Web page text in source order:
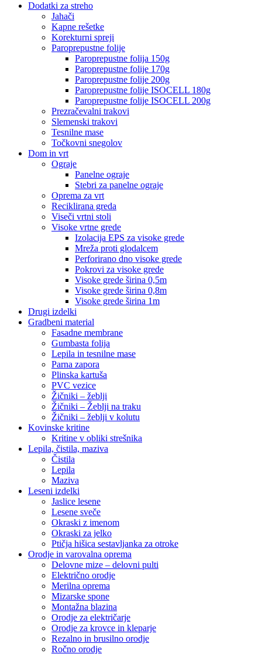
Dodatki za streho
Jahači
Kapne rešetke
Korekturni spreji
Paroprepustne folije
Paroprepustne folija 150g
Paroprepustne folije 170g
Paroprepustne folije 200g
Paroprepustne folije ISOCELL 180g
Paroprepustne folije ISOCELL 200g
Prezračevalni trakovi
Slemenski trakovi
Tesnilne mase
Točkovni snegolov
Dom in vrt
Ograje
Panelne ograje
Stebri za panelne ograje
Oprema za vrt
Reciklirana greda
Viseči vrtni stoli
Visoke vrtne grede
Izolacija EPS za visoke grede
Mreža proti glodalcem
Perforirano dno visoke grede
Pokrovi za visoke grede
Visoke grede širina 0,5m
Visoke grede širina 0,8m
Visoke grede širina 1m
Drugi izdelki
Gradbeni material
Fasadne membrane
Gumbasta folija
Lepila in tesnilne mase
Parna zapora
Plinska kartuša
PVC vezice
Žičniki – žeblji
Žičniki – Žeblji na traku
Žičniki – žeblji v kolutu
Kovinske kritine
Kritine v obliki strešnika
Lepila, čistila, maziva
Čistila
Lepila
Maziva
Leseni izdelki
Jaslice lesene
Lesene sveče
Okraski z imenom
Okraski za jelko
Ptičja hišica sestavljanka za otroke
Orodje in varovalna oprema
Delovne mize – delovni pulti
Električno orodje
Merilna oprema
Mizarske spone
Montažna blazina
Orodje za električarje
Orodje za krovce in kleparje
Rezalno in brusilno orodje
Ročno orodje